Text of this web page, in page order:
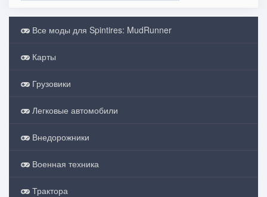
Все моды для Spintires: MudRunner
Карты
Грузовики
Легковые автомобили
Внедорожники
Военная техника
Трактора